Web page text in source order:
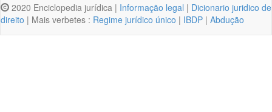
2020 Enciclopedia jurídica | Informação legal | Dicionario juridico de
direito | Mais verbetes : Regime jurídico único | IBDP | Abdução